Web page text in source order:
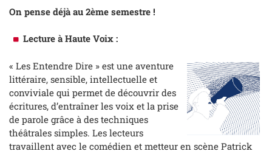
On pense déjà au 2ème semestre !
Lecture à Haute Voix :
« Les Entendre Dire » est une aventure
littéraire, sensible, intellectuelle et
conviviale qui permet de découvrir des
écritures, d’entraîner les voix et la prise
de parole grâce à des techniques
théâtrales simples. Les lecteurs
travaillent avec le comédien et metteur en scène Patrick